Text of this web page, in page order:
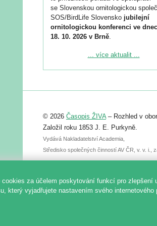
se Slovenskou ornitologickou
SOS/BirdLife Slovensko jubilejní
ornitologickou konferenci ve
18. 10. 2026 v Brně.
Podrobnější informace ke konferenci
Registrovat se můžete do 6. září.
abstraktu přihlášené přednášky
posteru je už 30. června.
... více aktualit ...
© 2026 Časopis ŽIVA– Rozhled v
Založil roku 1853 J. E. Purkyně.
Vydává Nakladatelství Academia,
Středisko společných činností AV ČR, v. v. i.,
cookies za účelem poskytování funkcí pro
který vyjadřujete nastavením svého